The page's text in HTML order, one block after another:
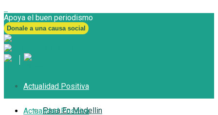
Apoya el buen periodismo
Donale a una causa social
Actualidad Positiva
Pasa En Medellin
Actualidad Positiva